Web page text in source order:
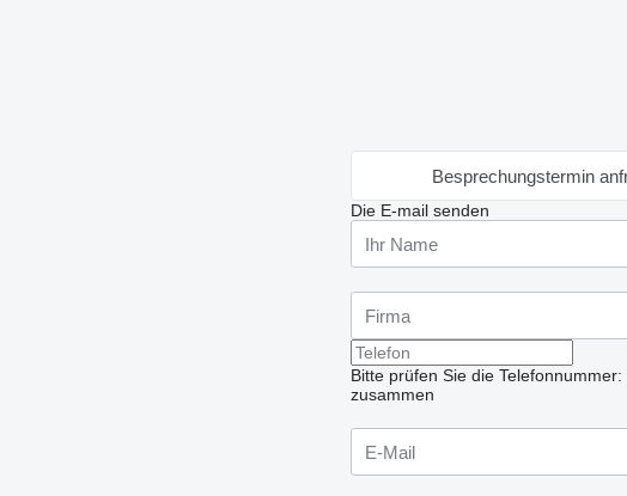
Besprechungstermin
Die E-mail senden
Bitte prüfen Sie die
zusammen